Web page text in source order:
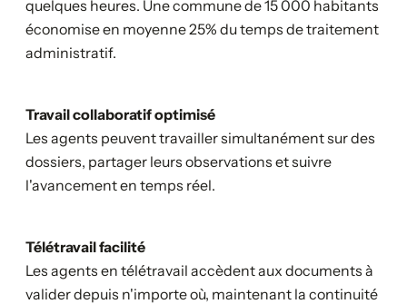
quelques heures. Une commune de 15 000 habitants
économise en moyenne 25% du temps de traitement
administratif.
Travail collaboratif optimisé
Les agents peuvent travailler simultanément sur des
dossiers, partager leurs observations et suivre
l'avancement en temps réel.
Télétravail facilité
Les agents en télétravail accèdent aux documents à
valider depuis n'importe où, maintenant la continuité